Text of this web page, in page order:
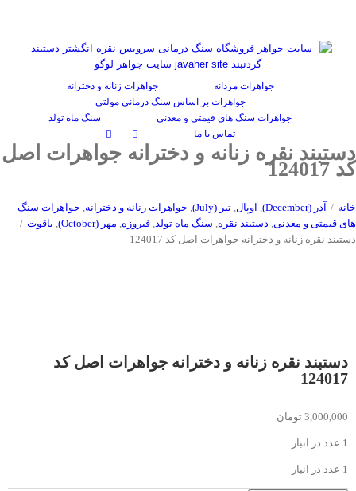
content
جواهرات مردانه
جواهرات زنانه و دخترانه
جواهرات بر اساس سنگ درمانی مولتی
جواهرات سنگ های قیمتی و معدنی
سنگ ماه تولد
تماس با ما
دستبند نقره زنانه و دخترانه جواهرات اصل
کد 124017
خانه / آذر (December) , اوپال, تیر (July) , جواهرات زنانه و دخترانه, جواهرات سنگ
های قیمتی و معدنی, دستبند نقره, سنگ ماه تولد, فیروزه, مهر (October) , یاقوت /
دستبند نقره زنانه و دخترانه جواهرات اصل کد 124017
دستبند نقره زنانه و دخترانه جواهرات اصل کد
124017
3,000,000 تومان
1 عدد در انبار
1 عدد در انبار